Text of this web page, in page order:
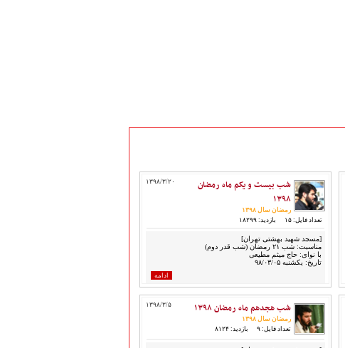
۱۳۹۸/۳/۲۰
شب بیست و یکم ماه رمضان
۱۳۹۸
رمضان سال ۱۳۹۸
تعداد فایل: ۱۵
بازدید: ۱۸۲۹۹
[مسجد شهید بهشتی تهران]
مناسبت: شب ۲۱ رمضان (شب قدر دوم)
با نوای: حاج میثم مطیعی
تاریخ: یکشنبه ۹۸/۰۳/۰۵
ادامه
۱۳۹۸/۳/۵ شب هجدهم ماه رمضان ۱۳۹۸
رمضان سال ۱۳۹۸
تعداد فایل: ۹
بازدید: ۸۱۲۴